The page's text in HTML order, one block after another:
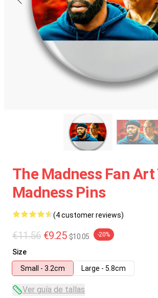
The Madness Fan Art
Madness Pins
(4 customer reviews)
€11.56 €9.25 $10.05 -20%
Size
Small - 3.2cm
Large - 5.8cm
Ver guía de tallas